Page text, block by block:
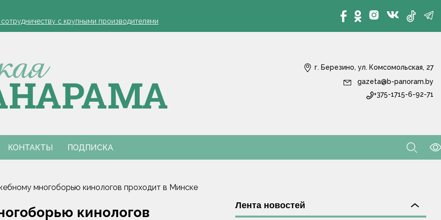
защита яблонь
с крупными производителями
я борюсь за деревню
обозначил слабые места в работе автолавок
на селе: "Просрочка и тухлятина!"
защита яблонь
с крупными производителями
я борюсь за деревню
обозначил слабые места в работе автолавок
на селе: "Просрочка и тухлятина!"
г. Березино, ул. Комсомольская, 27
gazeta@b-panoram.by
+375-1715-6-92-71
КОНТАКТЫ ПОДПИСКА
многоборью кинологов проходит в Минске
кинологов
Лента новостей